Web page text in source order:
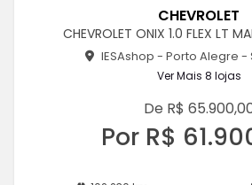
CHEVROLET
CHEVROLET ONIX 1.0 FLEX LT
IESAshop - Porto Alegre -
Ver Mais 8 lojas
De R$
Por R$